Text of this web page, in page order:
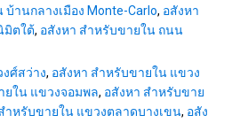
านกลางเมือง Monte-Carlo, อสังหา
มิตใต้, อสังหา สำหรับขายใน ถนน
ศ์สว่าง, อสังหา สำหรับขายใน แขวง
ยใน แขวงจอมพล, อสังหา สำหรับขาย
ำหรับขายใน แขวงตลาดบางเขน, อสัง